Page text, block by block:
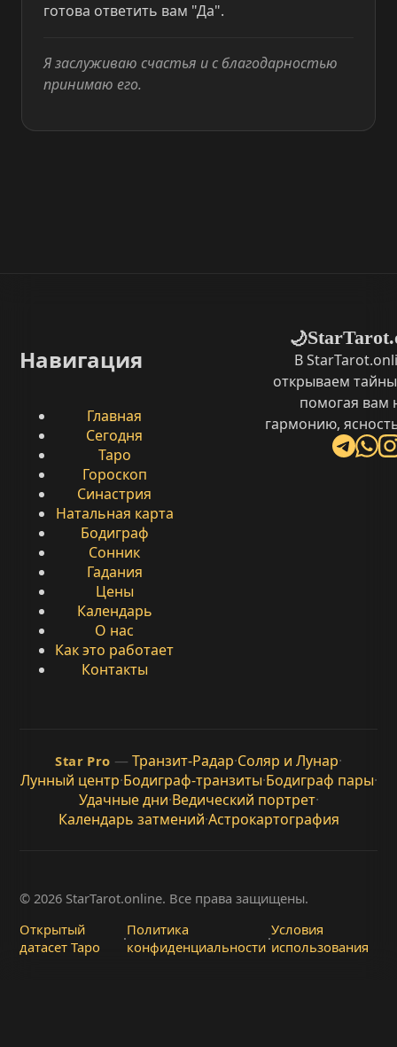
готова ответить вам "Да".
Я заслуживаю счастья и с благодарностью
принимаю его.
Навигация
Главная
Сегодня
Таро
Гороскоп
Синастрия
Натальная карта
Бодиграф
Сонник
Гадания
Цены
Календарь
О нас
Как это работает
Контакты
🌙
В
открываем
помогая вам
гармонию,
Star Pro — Транзит-Радар·Соляр и Лунар·
Лунный центр·Бодиграф-транзиты·Бодиграф пары·
Удачные дни·Ведический портрет·
Календарь затмений·Астрокартография
© 2026 StarTarot.online. Все права защищены.
Открытый
датасет Таро
·Политика
конфиденциальности·Условия
использования